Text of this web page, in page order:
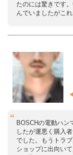
たのには驚きです
んでいましたがこ
BOSCHの電動ハン
したが運悪く購入
でした。もうトラ
ショップに出向い